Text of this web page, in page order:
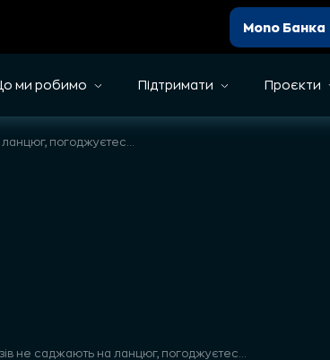
Mono Банка
ми робимо Підтримати Проєкти